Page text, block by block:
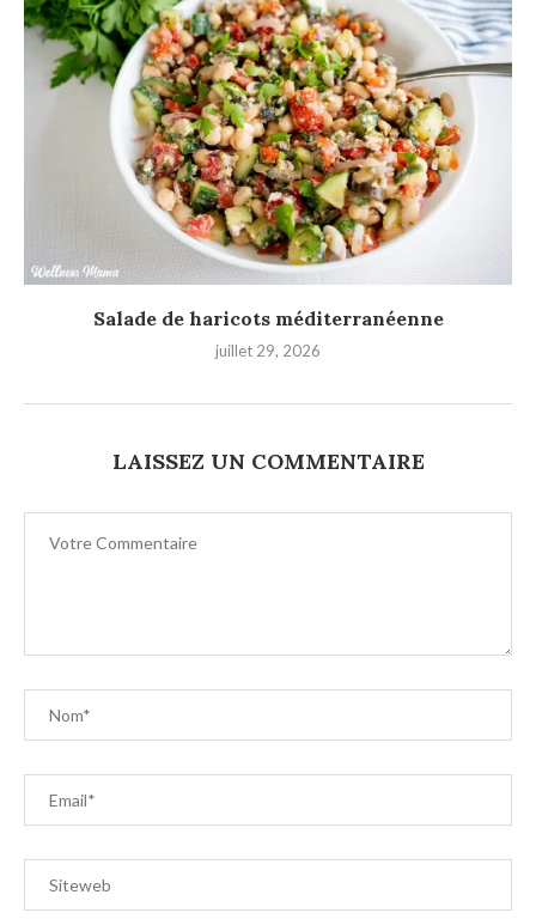
Salade de haricots méditerranéenne
juillet 29, 2026
LAISSEZ UN COMMENTAIRE